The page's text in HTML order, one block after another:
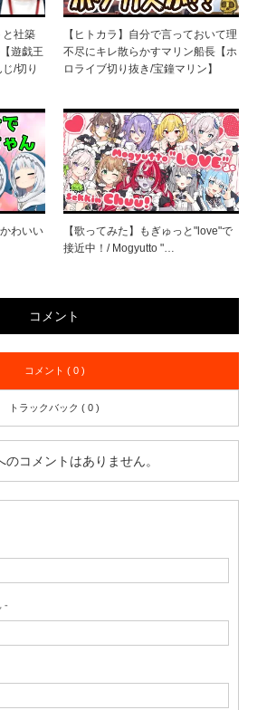
と社築
遊戯王
/切り
【ヒトカラ】自分で言っておいて理
不尽にキレ散らかすマリン船長【ホ
ロライブ切り抜き/宝鐘マリン】
わいい
【歌ってみた】もぎゅっと"love"で
接近中！/ Mogyutto "…
コメント
コメント ( 0 )
トラックバック ( 0 )
のコメントはありません。
-